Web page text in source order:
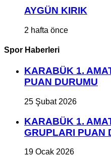
AYGÜN KIRIK
2 hafta önce
Spor Haberleri
KARABÜK 1.
PUAN DURUMU
25 Şubat 2026
KARABÜK 1.
GRUPLARI PUAN
19 Ocak 2026